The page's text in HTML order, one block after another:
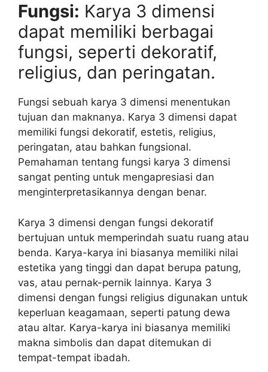
Fungsi: Karya 3 dimensi
dapat memiliki berbagai
fungsi, seperti dekoratif,
religius, dan peringatan.
Fungsi sebuah karya 3 dimensi menentukan
tujuan dan maknanya. Karya 3 dimensi dapat
memiliki fungsi dekoratif, estetis, religius,
peringatan, atau bahkan fungsional.
Pemahaman tentang fungsi karya 3 dimensi
sangat penting untuk mengapresiasi dan
menginterpretasikannya dengan benar.
Karya 3 dimensi dengan fungsi dekoratif
bertujuan untuk memperindah suatu ruang atau
benda. Karya-karya ini biasanya memiliki nilai
estetika yang tinggi dan dapat berupa patung,
vas, atau pernak-pernik lainnya. Karya 3
dimensi dengan fungsi religius digunakan untuk
keperluan keagamaan, seperti patung dewa
atau altar. Karya-karya ini biasanya memiliki
makna simbolis dan dapat ditemukan di
tempat-tempat ibadah.